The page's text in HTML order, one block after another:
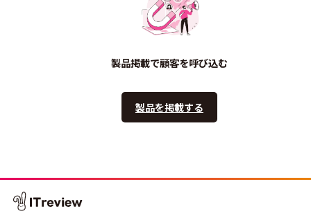
製品掲載で顧客を呼び込む
製品を掲載する